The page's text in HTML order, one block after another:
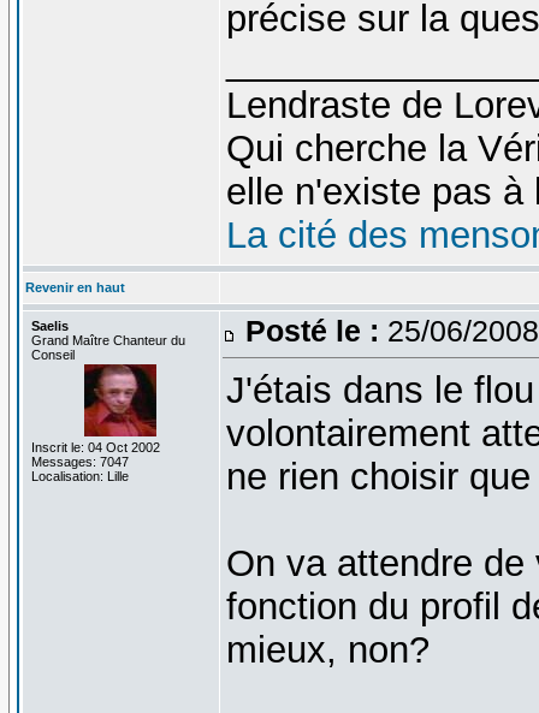
précise sur la
Lendraste de
Qui cherche la
elle n'existe pas à
La cité des
Revenir en haut
Saelis
Grand Maître Chanteur du
Conseil
Inscrit le: 04 Oct 2002
Messages: 7047
Localisation: Lille
Posté le : 25/06/
J'étais dans le
volontairement
ne rien choisir
On va attendre
fonction du profil
mieux, non?